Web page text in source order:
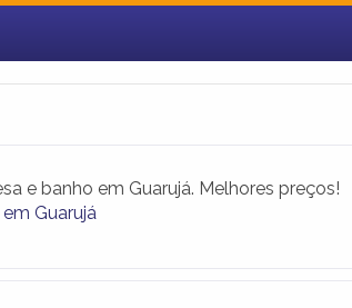
e banho em Guarujá. Melhores preços!
Guarujá